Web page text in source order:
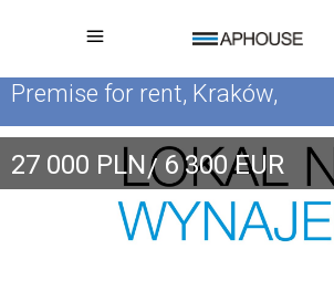
Premise for rent, Kraków,
27 000 PLN 6 300EUR